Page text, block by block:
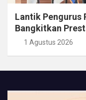
Lantik Pengurus
Bangkitkan
1 Agustus 2026